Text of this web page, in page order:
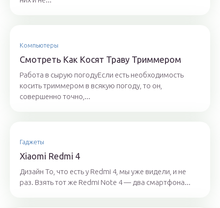
Компьютеры
Смотреть Как Косят Траву Триммером
Работа в сырую погодуЕсли есть необходимость
косить триммером в всякую погоду, то он,
совершенно точно,...
Гаджеты
Xiaomi Redmi 4
Дизайн То, что есть у Redmi 4, мы уже видели, и не
раз. Взять тот же Redmi Note 4 — два смартфона...